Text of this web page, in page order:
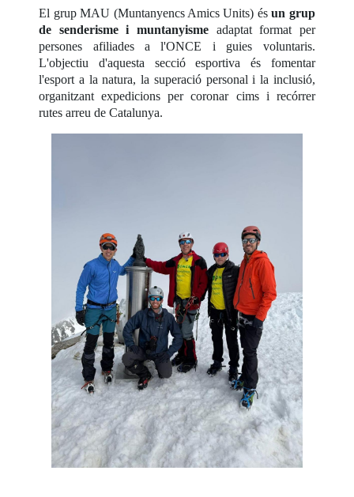
El grup MAU (Muntanyencs Amics Units) ésun grup
de senderisme i muntanyisme adaptat format per
persones afiliades a l'ONCE i guies voluntaris.
L'objectiu d'aquesta secció esportiva és fomentar
l'esport a la natura, la superació personal i la inclusió,
organitzant expedicions per coronar cims i recórrer
rutes arreu de Catalunya.